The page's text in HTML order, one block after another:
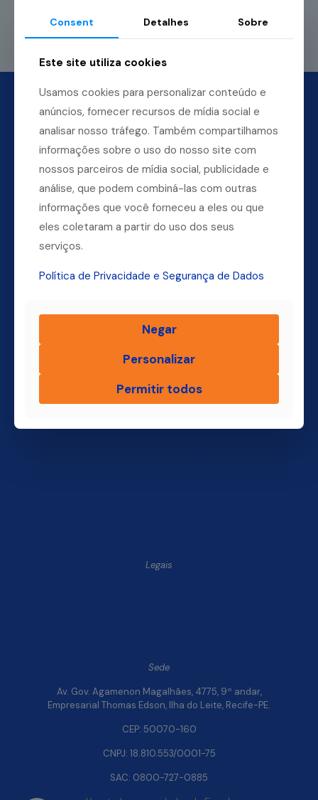
Leia mais
Dúvidas? Ligue para a nossa central.
Finsol
Home
Quem Somos
Legais
Sede
Av. Gov. Agamenon Magalhães, 4775, 9º andar,
Empresarial Thomas Edson, Ilha do Leite, Recife-PE.
CEP: 50070-160
CNPJ: 18.810.553/0001-75
SAC: 0800-727-0885
Consent Detalhes Sobre
Este site utiliza cookies
Usamos cookies para personalizar conteúdo e
anúncios, fornecer recursos de mídia social e
analisar nosso tráfego. Também compartilhamos
informações sobre o uso do nosso site com
nossos parceiros de mídia social, publicidade e
análise, que podem combiná-las com outras
informações que você forneceu a eles ou que
eles coletaram a partir do uso dos seus
serviços.
Política de Privacidade e Segurança de Dados
Negar
Personalizar
Permitir todos